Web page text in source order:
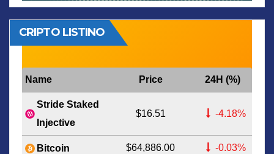
CRIPTO LISTINO
Name Price 24H (%)
Stride Staked
Injective
$16.51 -4.18%
Bitcoin $64,886.00 -0.03%